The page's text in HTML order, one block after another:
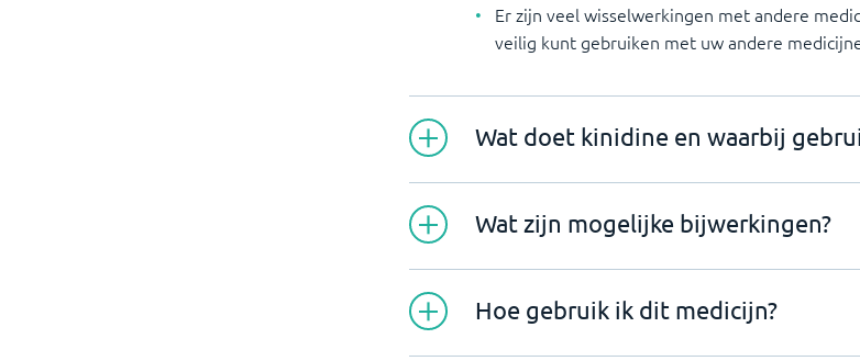
Er zijn veel wisselwerkingen met andere
veilig kunt gebruiken met uw andere
Wat doet kinidine en waarbij
Wat zijn mogelijke bijwerkingen?
Hoe gebruik ik dit medicijn?